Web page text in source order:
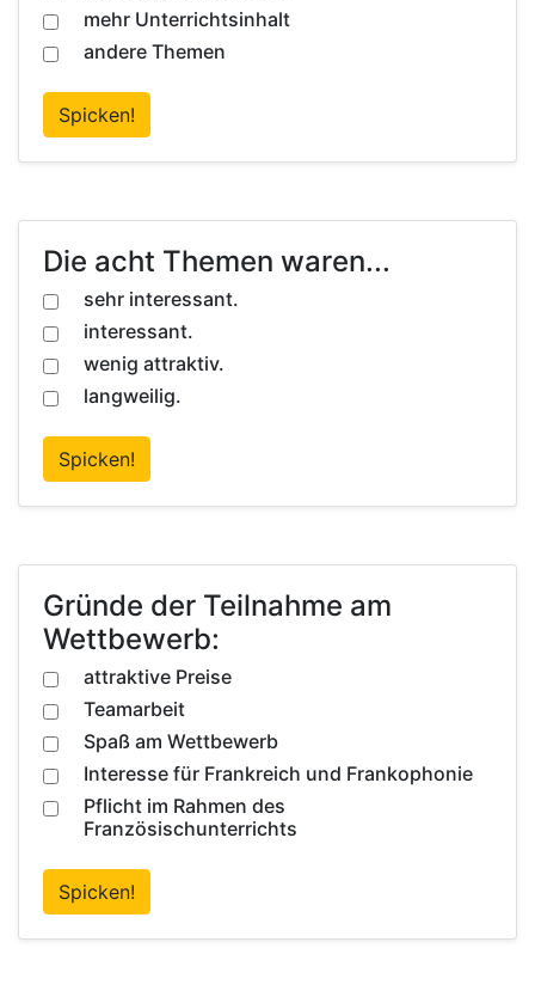
mehr Unterrichtsinhalt
andere Themen
Spicken!
Die acht Themen waren...
sehr interessant.
interessant.
wenig attraktiv.
langweilig.
Spicken!
Gründe der Teilnahme am
Wettbewerb:
attraktive Preise
Teamarbeit
Spaß am Wettbewerb
Interesse für Frankreich und Frankophonie
Pflicht im Rahmen des
Französischunterrichts
Spicken!